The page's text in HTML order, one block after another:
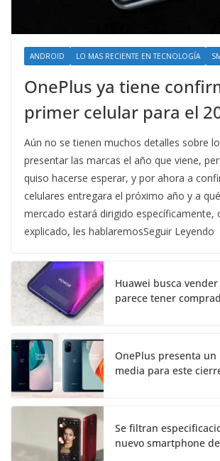
ANDROID LO MAS RECIENTE EN TECNOLOGÍA
OnePlus ya tiene
primer celular para el
Aún no se tienen muchos detalles sobre
presentar las marcas el año que viene,
quiso hacerse esperar, y por ahora a
celulares entregara el próximo año y a
mercado estará dirigido específicamente,
explicado, les hablaremosSeguir Leyendo
Huawei busca
parece tener
OnePlus presenta un
media para este
Se filtran
nuevo smartphone